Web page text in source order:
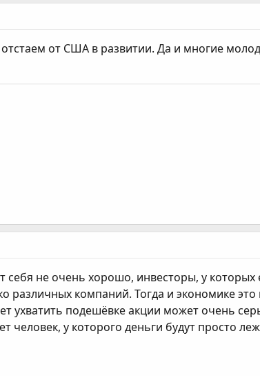
от США в развитии. Да и многие
себя не очень хорошо, инвесторы, у
различных компаний. Тогда и экономике
ухватить подешёвке акции может очень
у которого деньги будут просто